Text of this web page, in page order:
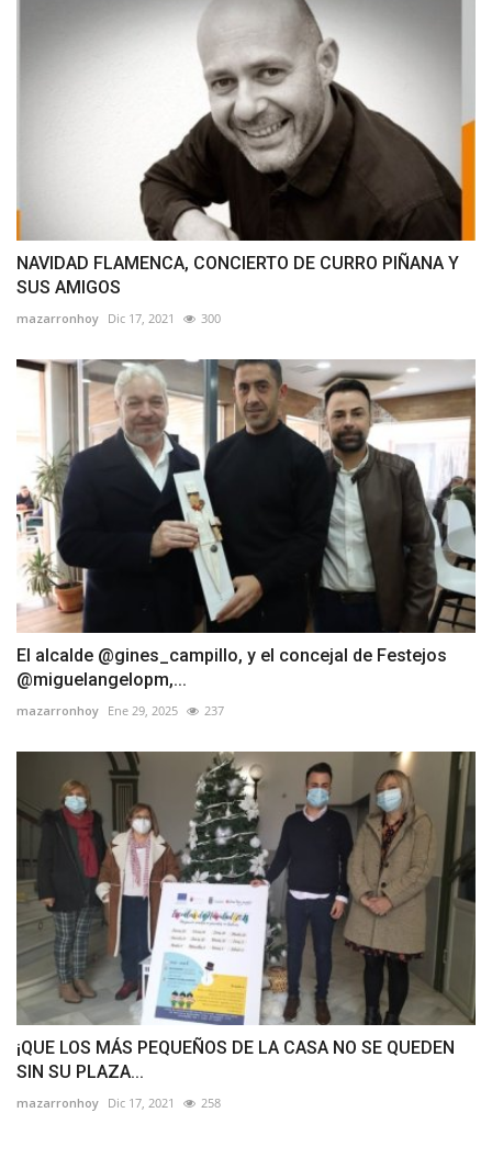
NAVIDAD FLAMENCA, CONCIERTO DE CURRO PIÑANA Y
SUS AMIGOS
mazarronhoy Dic 17, 2021 300
El alcalde @gines_campillo, y el concejal de Festejos
@miguelangelopm,...
mazarronhoy Ene 29, 2025 237
¡QUE LOS MÁS PEQUEÑOS DE LA CASA NO SE QUEDEN
SIN SU PLAZA...
mazarronhoy Dic 17, 2021 258